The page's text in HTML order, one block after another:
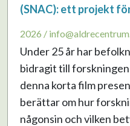
(SNAC): ett projekt
2026 /
Under 25 år har
bidragit till forskningen
denna korta film
berättar om hur
någonsin och vilken